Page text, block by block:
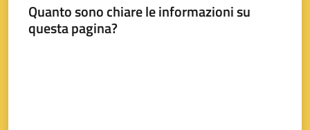
Quanto sono chiare le informazioni su
questa pagina?